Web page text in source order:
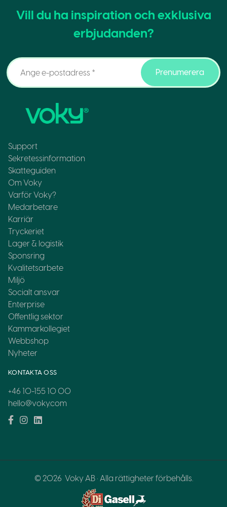
Vill du ha inspiration och exklusiva
erbjudanden?
Prenumerera
Support
Sekretessinformation
Skatteguiden
Om Voky
Varför Voky?
Medarbetare
Karriär
Tryckeriet
Lager & logistik
Sponsring
Kvalitetsarbete
Miljö
Socialt ansvar
Enterprise
Offentlig sektor
Kammarkollegiet
Webbshop
Nyheter
KONTAKTA OSS
+46 10-155 10 00
hello@voky.com
© 2026 Voky AB · Alla rättigheter förbehålls.